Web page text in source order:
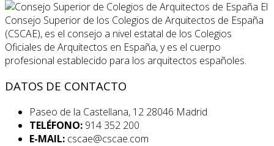
El
Consejo Superior de los Colegios de Arquitectos de España
(CSCAE), es el consejo a nivel estatal de los Colegios
Oficiales de Arquitectos en España, y es el cuerpo
profesional establecido para los arquitectos españoles.
DATOS DE CONTACTO
Paseo de la Castellana, 12 28046 Madrid
TELÉFONO: 914 352 200
E-MAIL: cscae@cscae.com